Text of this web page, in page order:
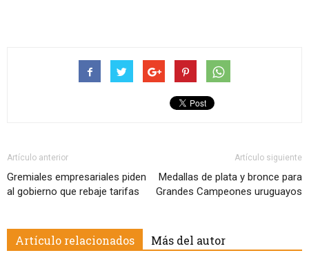
Artículo anterior
Gremiales empresariales piden
al gobierno que rebaje tarifas
Artículo siguiente
Medallas de plata y bronce para
Grandes Campeones uruguayos
Artículo relacionados Más del autor